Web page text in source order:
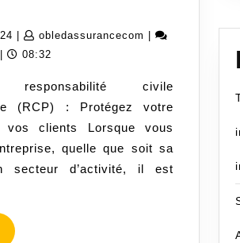
27
janvier
obledassurancecom
08:32
responsabilité civile
(RCP) : Protégez votre
vos clients Lorsque vous
quelle que soit sa
secteur d’activité, il est
READ